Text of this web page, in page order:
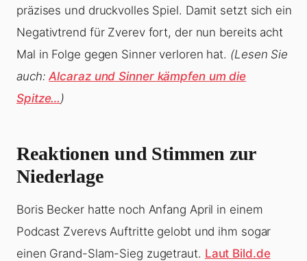
präzises und druckvolles Spiel. Damit setzt sich ein
Negativtrend für Zverev fort, der nun bereits acht
Mal in Folge gegen Sinner verloren hat. (Lesen Sie
auch:Alcaraz und Sinner kämpfen um die
Spitze… )
Reaktionen und Stimmen zur
Niederlage
Boris Becker hatte noch Anfang April in einem
Podcast Zverevs Auftritte gelobt und ihm sogar
einen Grand-Slam-Sieg zugetraut. Laut Bild.de